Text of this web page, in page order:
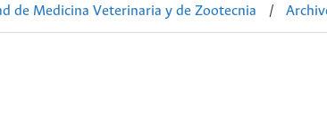
de Medicina Veterinaria y de Zootecnia /